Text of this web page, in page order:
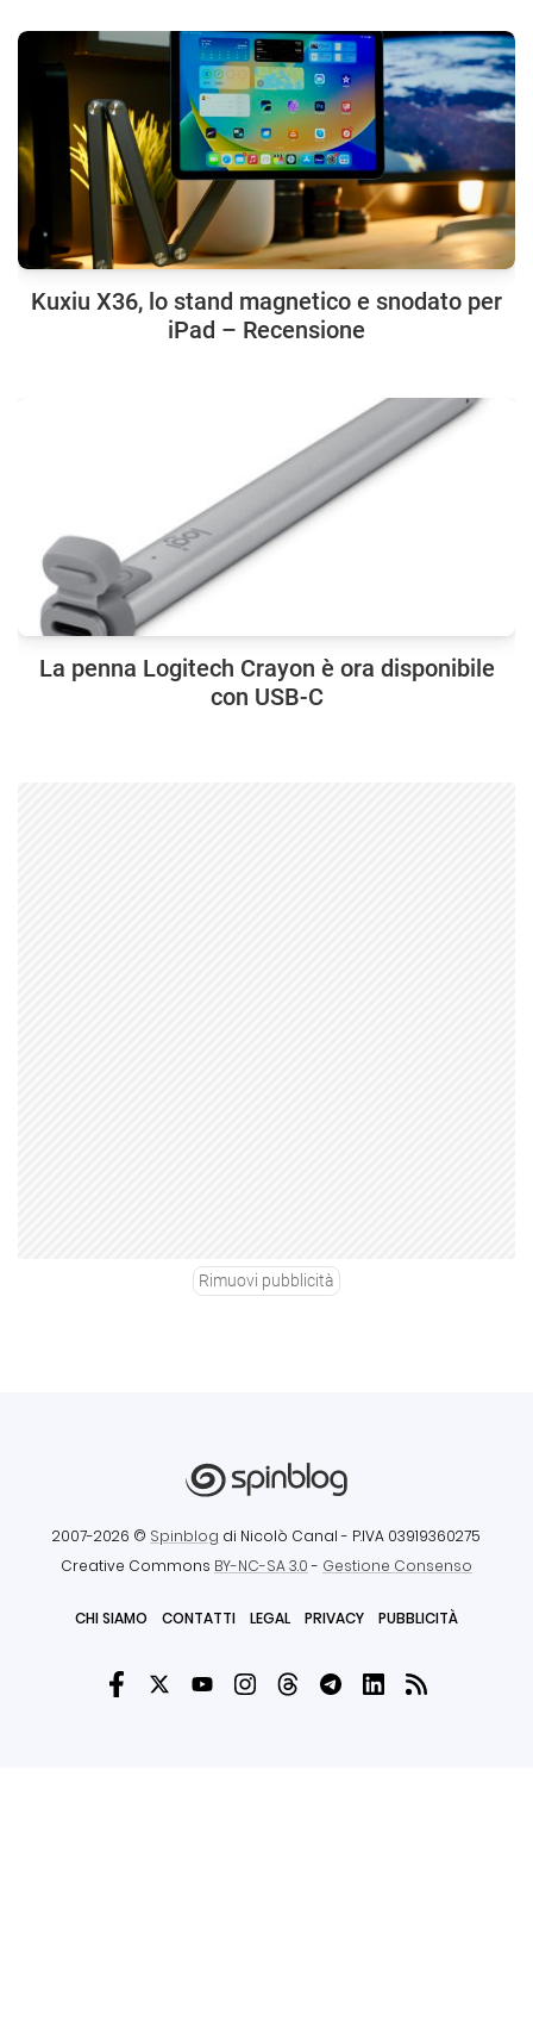
Kuxiu X36, lo stand magnetico e snodato per
iPad – Recensione
La penna Logitech Crayon è ora disponibile
con USB-C
Rimuovi pubblicità
2007-2026 © Spinblog di Nicolò Canal - P.IVA 03919360275
Creative Commons BY-NC-SA 3.0- Gestione Consenso
CHI SIAMO CONTATTI LEGAL PRIVACY PUBBLICITÀ